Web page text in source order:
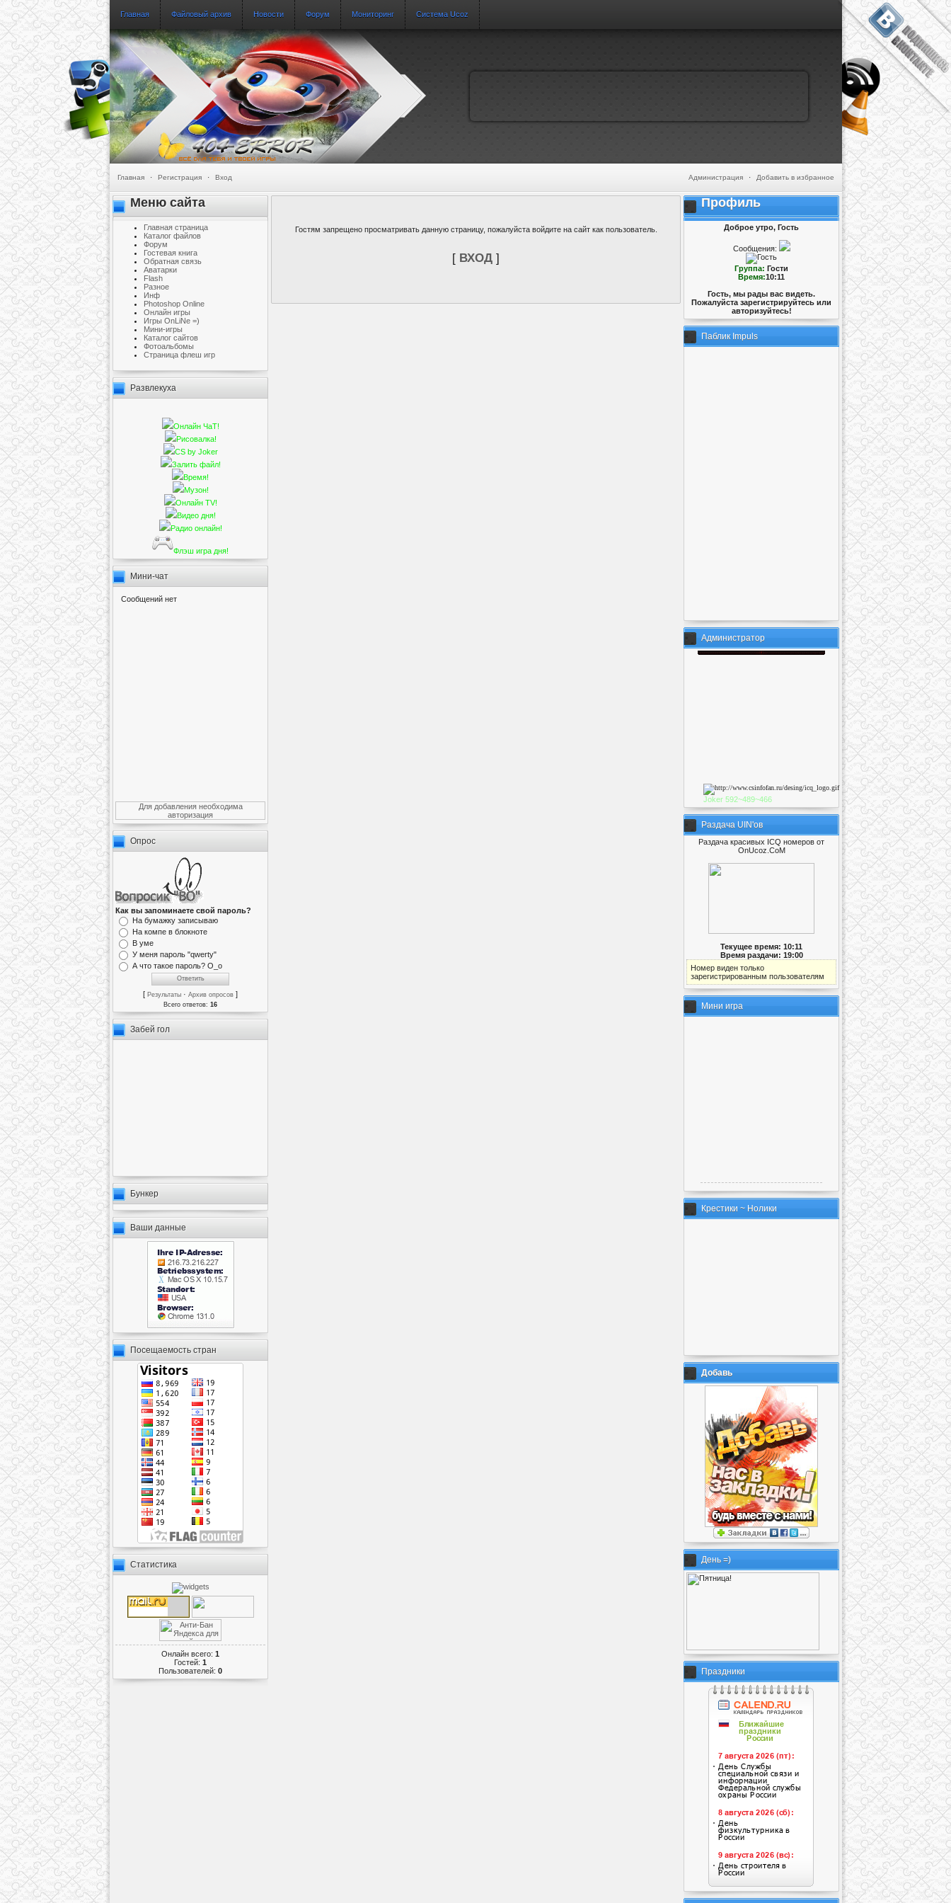
Главная Файловый архив Новости Форум Мониторинг Система Ucoz
Главная · Регистрация · Вход Администрация · Добавить в избранное
Меню сайта
Главная страница
Каталог файлов
Форум
Гостевая книга
Обратная связь
Аватарки
Flash
Разное
Инф
Photoshop Online
Онлайн игры
Игры OnLiNe =)
Мини-игры
Каталог сайтов
Фотоальбомы
Cтраница флеш игр
Развлекуха
Онлайн ЧаТ!
Рисовалка!
CS by Joker
Залить файл!
Время!
Музон!
Онлайн TV!
Видео дня!
Радио онлайн!
Флэш игра дня!
Мини-чат
Для добавления необходима
авторизация
Опрос
Как вы запоминаете свой пароль?
На бумажку записываю
На компе в блокноте
В уме
У меня пароль "qwerty"
А что такое пароль? О_о
[ Результаты · Архив опросов ]
Всего ответов: 16
Забей гол
Бункер
Ваши данные
Посещаемость стран
Статистика
Онлайн всего: 1
Гостей: 1
Пользователей: 0
Гостям запрещено просматривать данную страницу, пожалуйста войдите на сайт как пользователь.
[ ВХОД ]
Профиль
Доброе утро, Гость
Сообщения:
Группа: Гости
Время:10:11
Гость, мы рады вас видеть.
Пожалуйста зарегистрируйтесь или
авторизуйтесь!
Паблик Impuls
Администратор
Joker 592~489~466
Раздача UIN'ов
Раздача красивых ICQ номеров от
OnUcoz.CoM
Текущее время: 10:11
Время раздачи: 19:00
Номер виден только
зарегистрированным пользователям
Мини игра
Крестики ~ Нолики
Добавь
День =)
Праздники